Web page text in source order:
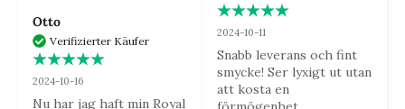
Otto
Verifizierter Käufer
2024-10-16
Nu har jag haft min Royal
2024-10-11
Snabb leverans och fint
smycke! Ser lyxigt ut utan
att kosta en